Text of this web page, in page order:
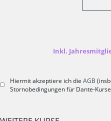
Inkl.
Hiermit akzeptiere ich dieAGB
Stornobedingungen für Dante-